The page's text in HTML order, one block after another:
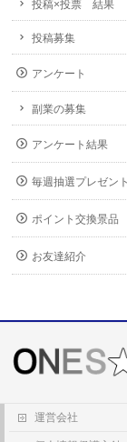
投稿×投票 結果
投稿募集
アンケート
副業の募集
アンケート結果
毎週抽選プレゼント
ポイント交換景品
お友達紹介
運営会社